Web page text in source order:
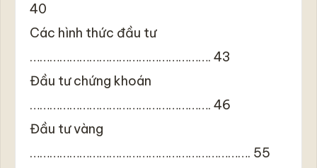
40
Các hình thức đầu tư
………………………………………………. 43
Đầu tư chứng khoán
………………………………………………. 46
Đầu tư vàng
…………………………………………………………. 55